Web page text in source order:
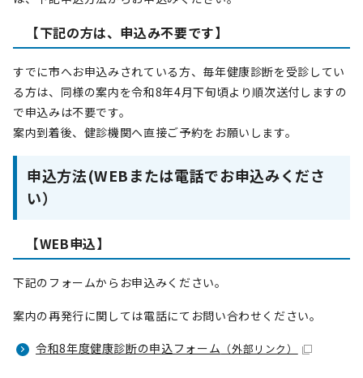
【下記の方は、申込み不要です】
すでに市へお申込みされている方、毎年健康診断を受診してい
る方は、同様の案内を令和8年4月下旬頃より順次送付しますの
で申込みは不要です。
案内到着後、健診機関へ直接ご予約をお願いします。
申込方法(WEBまたは電話でお申込みくださ
い）
【WEB申込】
下記のフォームからお申込みください。
案内の再発行に関しては電話にてお問い合わせください。
令和8年度健康診断の申込フォーム （外部リンク）